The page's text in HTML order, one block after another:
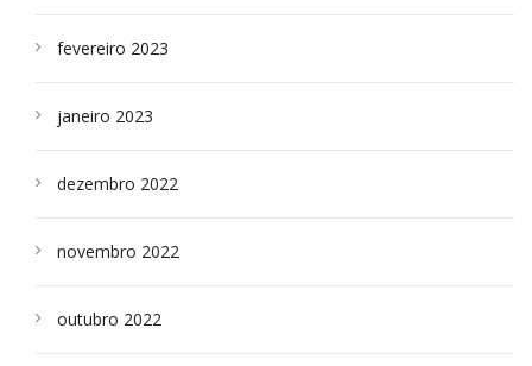
fevereiro 2023
janeiro 2023
dezembro 2022
novembro 2022
outubro 2022